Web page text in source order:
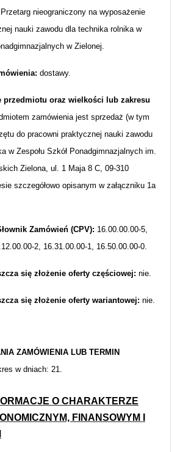
Przetarg nieograniczony na wyposażenie
nauki zawodu dla technika rolnika w
w Zielonej.
dostawy.
przedmiotu oraz wielkości lub zakresu
zamówienia jest sprzedaż (w tym
do pracowni praktycznej nauki zawodu
w Zespołu Szkół Ponadgimnazjalnych im.
Zielona, ul. 1 Maja 8 C, 09-310
szczegółowo opisanym w załączniku 1a
Zamówień (CPV): 16.00.00.00-5,
2, 16.31.00.00-1, 16.50.00.00-0.
się złożenie oferty częściowej: nie.
się złożenie oferty wariantowej: nie.
ZAMÓWIENIA LUB TERMIN
w dniach: 21.
O CHARAKTERZE
FINANSOWYM I